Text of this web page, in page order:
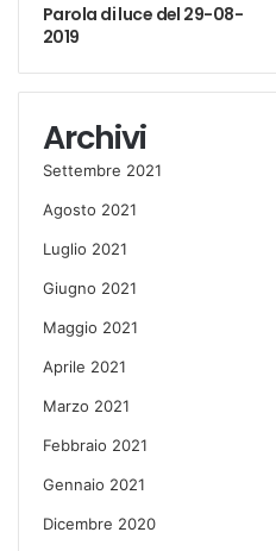
Parola di luce del 29-08-
2019
Archivi
Settembre 2021
Agosto 2021
Luglio 2021
Giugno 2021
Maggio 2021
Aprile 2021
Marzo 2021
Febbraio 2021
Gennaio 2021
Dicembre 2020